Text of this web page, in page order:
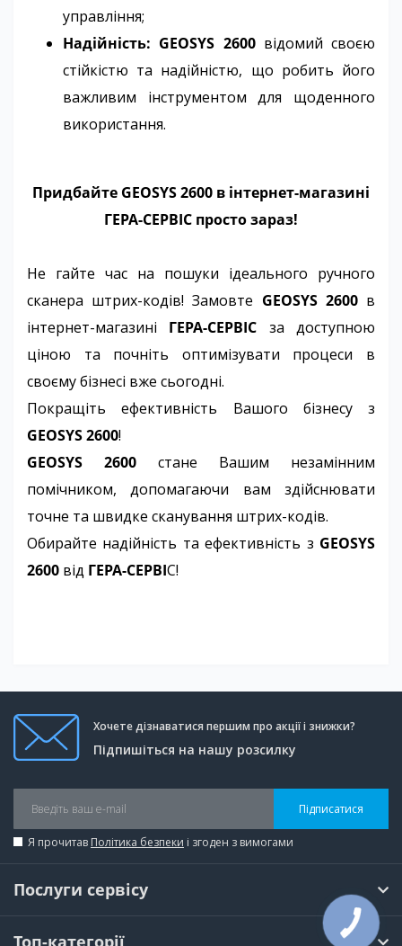
управління;
Надійність: GEOSYS 2600відомий своєю
стійкістю та надійністю, що робить його
важливим інструментом для щоденного
використання.
Придбайте GEOSYS 2600 в інтернет-магазині
ГЕРА-СЕРВІС просто зараз!
Не гайте час на пошуки ідеального ручного
сканера штрих-кодів! Замовте GEOSYS 2600в
інтернет-магазині ГЕРА-СЕРВІС за доступною
ціною та почніть оптимізувати процеси в
своєму бізнесі вже сьогодні.
Покращіть ефективність Вашого бізнесу з
GEOSYS 2600!
GEOSYS 2600 стане Вашим незамінним
помічником, допомагаючи вам здійснювати
точне та швидке сканування штрих-кодів.
Обирайте надійність та ефективність з GEOSYS
2600 від ГЕРА-СЕРВІС!
Хочете дізнаватися першим про акції і знижки?
Підпишіться на нашу розсилку
Підписатися
Я прочитав Політика безпеки і згоден з вимогами
Послуги сервісу
Топ-категорії
КНОПКА
ЗВ'ЯЗКУ